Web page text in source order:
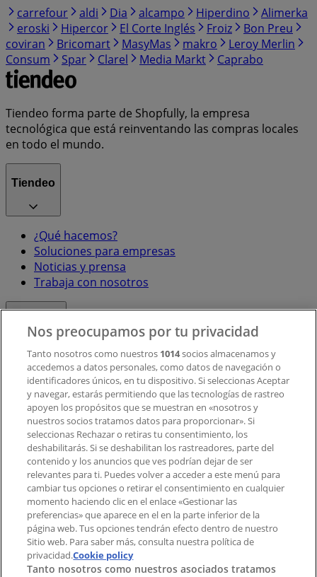
carrefour
aldi Dia alcampo Hiperdino
Alimerka
eroski
Hipercor El Corte Inglés Froiz
Bon Preu
coviran
Bricomart MasyMas makro
Leroy Merlin
Consum
Spar Clarel Media Markt Caprabo
Tiendeo forma parte de Shopfully, la empresa
tecnológica que está reinventando las compras locales
en todo el mundo.
Tiendeo
¿Qué hacemos?
Soluciones para empresas
Noticias y prensa
Trabaja con nosotros
Contacto comercial y de marketing
Tienda mal colocada en el mapa
Notificar un folleto
¿Encontraste un problema en la web o en la
aplicación?
Índices
Marcas
Marcas locales
Negocios
Negocios cercanos
Nos preocupamos por tu privacidad
Tanto nosotros como nuestros 1014socios almacenamos y
accedemos a datos personales, como datos de navegación o
identificadores únicos, en tu dispositivo. Si seleccionas Aceptar
y navegar, estarás permitiendo que las tecnologías de rastreo
apoyen los propósitos que se muestran en «nosotros y
nuestros socios tratamos datos para proporcionar». Si
seleccionas Rechazar o retiras tu consentimiento, los
deshabilitarás. Si se deshabilitan los rastreadores, parte del
contenido y los anuncios que ves podrían dejar de ser
relevantes para ti. Puedes volver a acceder a este menú para
cambiar tus opciones o retirar el consentimiento en cualquier
momento haciendo clic en el enlace «Gestionar las
preferencias» que aparece en el en la parte inferior de la
página web. Tus opciones tendrán efecto dentro de nuestro
Sitio web. Para saber más, consulta nuestra política de
privacidad.Cookie policy
Tanto nosotros como nuestros asociados tratamos